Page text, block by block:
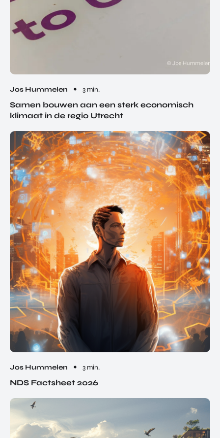
Jos Hummelen 3 min.
Samen bouwen aan een sterk economisch
klimaat in de regio Utrecht
Jos Hummelen 3 min.
NDS Factsheet 2026